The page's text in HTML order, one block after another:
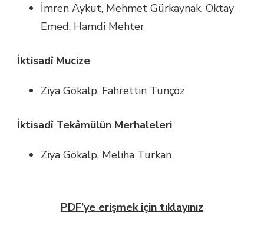
İmren Aykut, Mehmet Gürkaynak, Oktay
Emed, Hamdi Mehter
İktisadî Mucize
Ziya Gökalp, Fahrettin Tunçöz
İktisadî Tekâmülün Merhaleleri
Ziya Gökalp, Meliha Turkan
PDF’ye erişmek için tıklayınız